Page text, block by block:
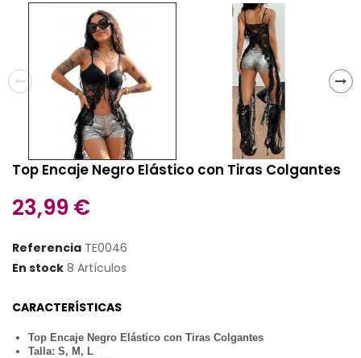
Top Encaje Negro Elástico con Tiras Colgantes
23,99 €
Referencia TE0046
En stock 8 Artículos
CARACTERÍSTICAS
Top Encaje Negro Elástico con Tiras Colgantes
Talla: S, M, L